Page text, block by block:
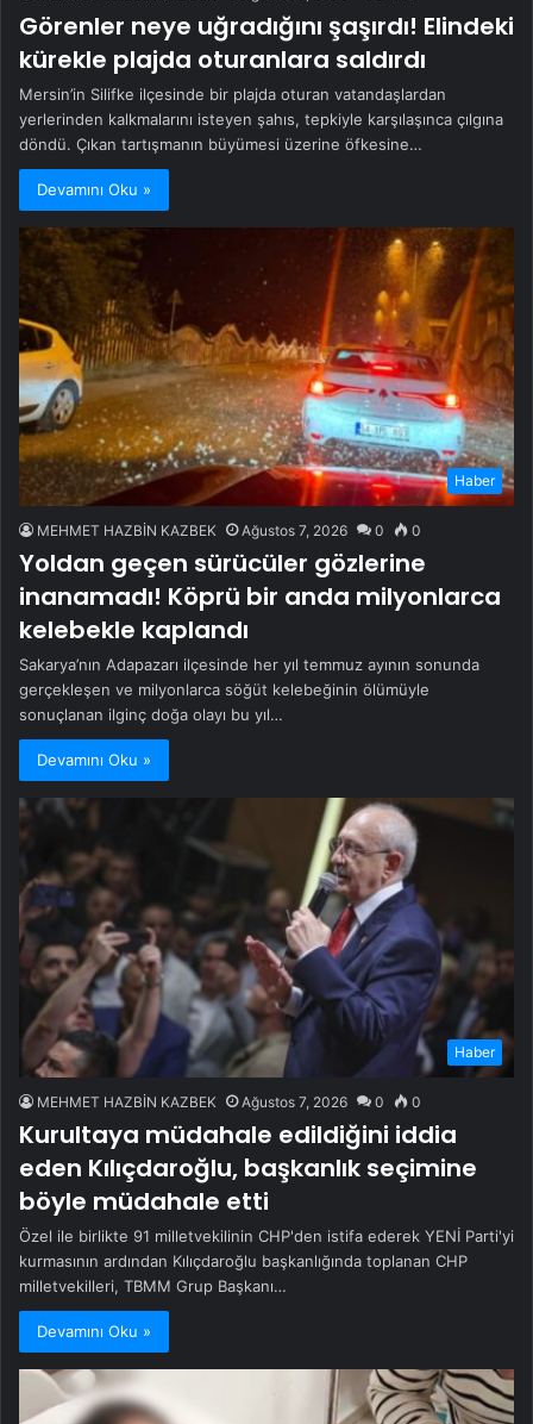
Görenler neye uğradığını şaşırdı! Elindeki
kürekle plajda oturanlara saldırdı
Mersin’in Silifke ilçesinde bir plajda oturan vatandaşlardan
yerlerinden kalkmalarını isteyen şahıs, tepkiyle karşılaşınca çılgına
döndü. Çıkan tartışmanın büyümesi üzerine öfkesine…
Devamını Oku »
Haber
MEHMET HAZBİN KAZBEK Ağustos 7, 2026 0 0
Yoldan geçen sürücüler gözlerine
inanamadı! Köprü bir anda milyonlarca
kelebekle kaplandı
Sakarya’nın Adapazarı ilçesinde her yıl temmuz ayının sonunda
gerçekleşen ve milyonlarca söğüt kelebeğinin ölümüyle
sonuçlanan ilginç doğa olayı bu yıl…
Devamını Oku »
Haber
MEHMET HAZBİN KAZBEK Ağustos 7, 2026 0 0
Kurultaya müdahale edildiğini iddia
eden Kılıçdaroğlu, başkanlık seçimine
böyle müdahale etti
Özel ile birlikte 91 milletvekilinin CHP'den istifa ederek YENİ Parti'yi
kurmasının ardından Kılıçdaroğlu başkanlığında toplanan CHP
milletvekilleri, TBMM Grup Başkanı…
Devamını Oku »